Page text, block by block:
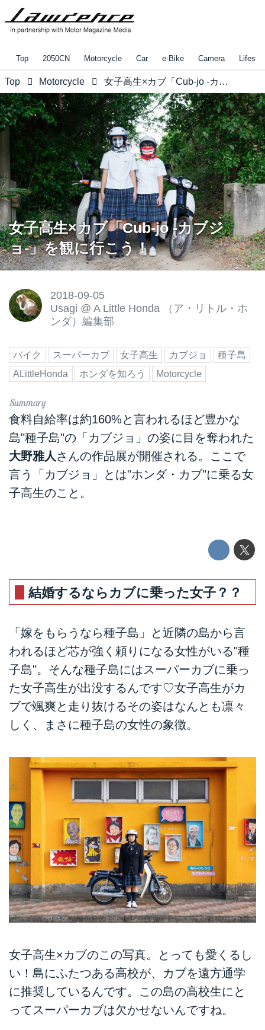
Top 2050CN Motorcycle Car e-Bike Camera
Top Motorcycle 女子高生×カブ「Cub-jo -カブジョ-」を観に行こう！
女子高生×カブ「Cub-jo -カブジ
ョ-」を観に行こう！
2018-09-05
Usagi @ A Little Honda （ア・リトル・ホ
ンダ）編集部
バイク スーパーカブ 女子高生 カブジョ
種子島
ALittleHonda
ホンダを知ろう Motorcycle
食料自給率は約160%と言われるほど豊かな
島"種子島"の「カブジョ」の姿に目を奪われた
大野雅人 さんの作品展が開催される。ここで
言う「カブジョ」とは"ホンダ・カブ"に乗る女
子高生のこと。
結婚するならカブに乗った女子？？
「嫁をもらうなら種子島」と近隣の島から言
われるほど芯が強く頼りになる女性がいる"種
子島"。そんな種子島にはスーパーカブに乗っ
た女子高生が出没するんです♡女子高生がカ
ブで颯爽と走り抜けるその姿はなんとも凛々
しく、まさに種子島の女性の象徴。
女子高生×カブのこの写真。とっても愛くるし
い！島にふたつある高校が、カブを遠方通学
に推奨しているんです。この島の高校生にと
ってスーパーカブは欠かせないんですね。